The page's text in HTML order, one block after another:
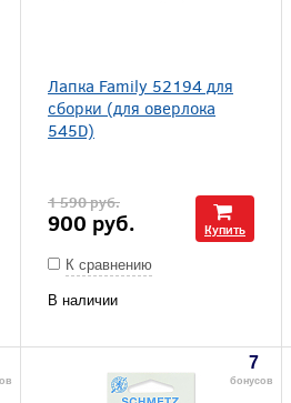
Лапка Family 52194 для
сборки (для оверлока
545D)
1 590руб.
900 руб. Купить
К сравнению
В наличии
7
бонусов